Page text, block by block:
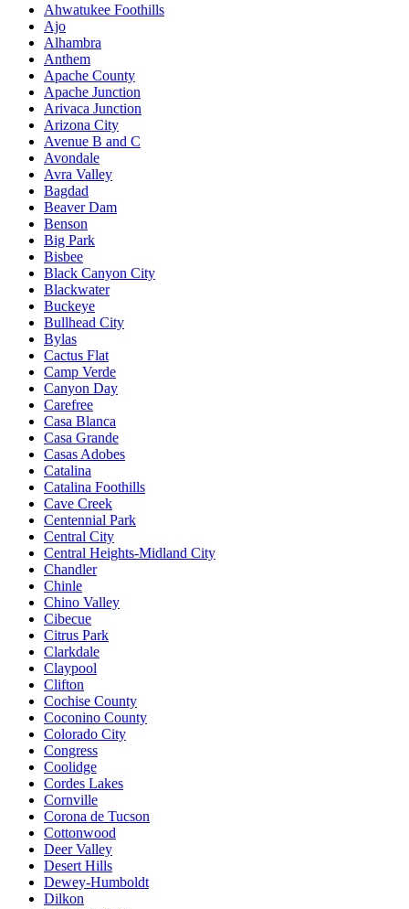
Ahwatukee Foothills
Ajo
Alhambra
Anthem
Apache County
Apache Junction
Arivaca Junction
Arizona City
Avenue B and C
Avondale
Avra Valley
Bagdad
Beaver Dam
Benson
Big Park
Bisbee
Black Canyon City
Blackwater
Buckeye
Bullhead City
Bylas
Cactus Flat
Camp Verde
Canyon Day
Carefree
Casa Blanca
Casa Grande
Casas Adobes
Catalina
Catalina Foothills
Cave Creek
Centennial Park
Central City
Central Heights-Midland City
Chandler
Chinle
Chino Valley
Cibecue
Citrus Park
Clarkdale
Claypool
Clifton
Cochise County
Coconino County
Colorado City
Congress
Coolidge
Cordes Lakes
Cornville
Corona de Tucson
Cottonwood
Deer Valley
Desert Hills
Dewey-Humboldt
Dilkon